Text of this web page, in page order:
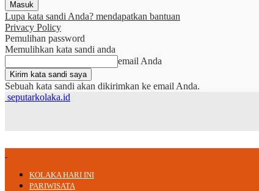
Lupa kata sandi Anda? mendapatkan bantuan
Privacy Policy
Pemulihan password
Memulihkan kata sandi anda
email Anda
Sebuah kata sandi akan dikirimkan ke email Anda.
seputarkolaka.id
KOLAKA HARI INI
PARIWISATA